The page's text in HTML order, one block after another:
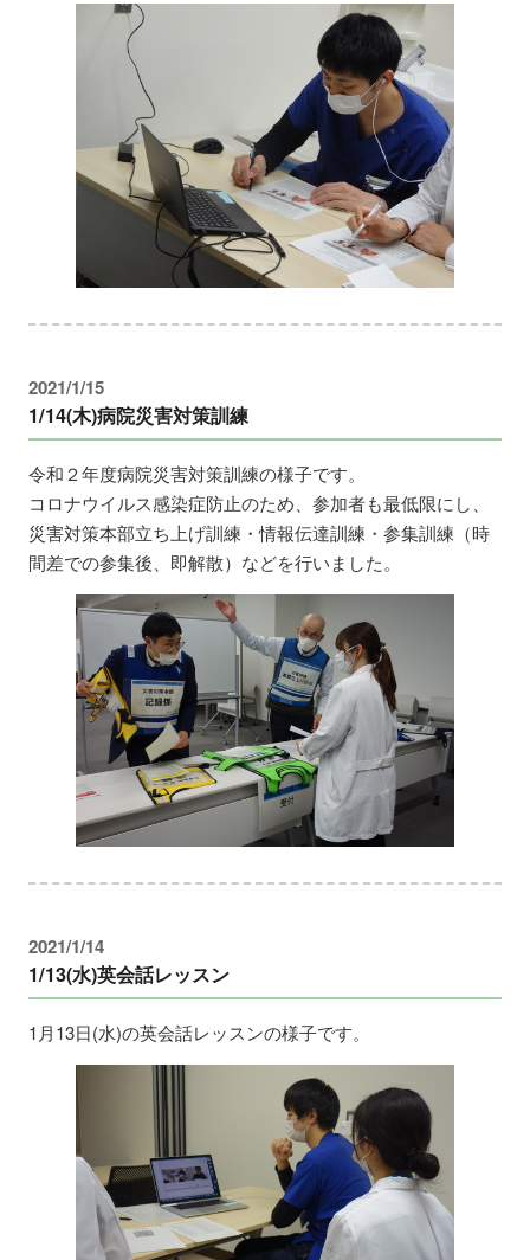
2021/1/15
1/14(木)病院災害対策訓練
令和２年度病院災害対策訓練の様子です。
コロナウイルス感染症防止のため、参加者も最低限にし、
災害対策本部立ち上げ訓練・情報伝達訓練・参集訓練（時
間差での参集後、即解散）などを行いました。
2021/1/14
1/13(水)英会話レッスン
1月13日(水)の英会話レッスンの様子です。